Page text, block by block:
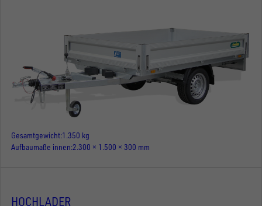
Gesamtgewicht 1.350 kg
Aufbaumaße innen 2.300 × 1.500 × 300 mm
HOCHLADER